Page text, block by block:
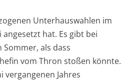
Unterhauswahlen im
hat. Es gibt bei
als dass
vom Thron stoßen könnte.
vergangenen Jahres